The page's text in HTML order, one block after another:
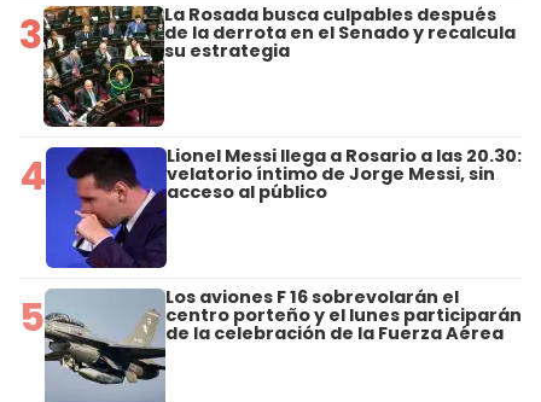
3 La Rosada busca culpables después
de la derrota en el Senado y recalcula
su estrategia
4 Lionel Messi llega a Rosario a las 20.30:
velatorio íntimo de Jorge Messi, sin
acceso al público
5 Los aviones F 16 sobrevolarán el
centro porteño y el lunes participarán
de la celebración de la Fuerza Aérea